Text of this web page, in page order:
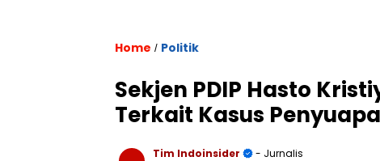
Home / Politik
Sekjen PDIP Hasto
Terkait Kasus
Tim Indoinsider
- Jurnalis